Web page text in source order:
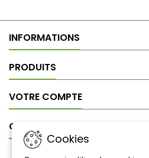
INFORMATIONS
PRODUITS
VOTRE COMPTE
CONTACT
Cookies